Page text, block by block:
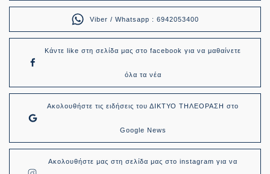
Viber / Whatsapp : 6942053400
Κάντε like στη σελίδα μας στο facebook για να μαθαίνετε
όλα τα νέα
Ακολουθήστε τις ειδήσεις του ΔΙΚΤΥΟ ΤΗΛΕΟΡΑΣΗ στο
Google News
Ακολουθήστε μας στη σελίδα μας στο instagram για να